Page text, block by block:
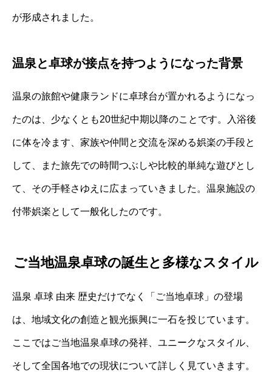
が形成されました。
温泉と卓球が接点を持つようになった背景
温泉の旅館や健康ランドに卓球台が置かれるようになっ
たのは、少なくとも20世紀中期以降のことです。入浴後
に体を冷ます、家族や仲間と交流を深める娯楽の手段と
して、また旅先での時間つぶしや比較的単純な遊びとし
て、その手軽さゆえに広まっていきました。温泉施設の
付帯娯楽として一般化したのです。
ご当地温泉卓球の誕生と多様なスタイル
温泉 卓球 由来 歴史だけでなく「ご当地卓球」の登場
は、地域文化の創造と観光振興に一石を投じています。
ここではご当地温泉卓球の発祥、ユニークなスタイル、
そして全国各地での現状について詳しく見ていきます。